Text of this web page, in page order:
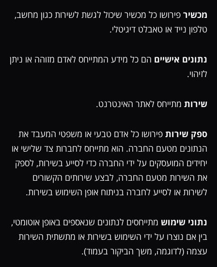
מכשיר פירושו כל מכשיר שיכול לגשת לשירות כגון מחשב,
טלפון נייד או טאבלט דיגיטלי.
נתונים אישיים הם כל מידע המתייחס לאדם מזוהה או ניתן
לזיהוי.
שירות מתייחס לאתר האינטרנט.
ספק שירות פירושו כל אדם טבעי או משפטי המעבד את
הנתונים מטעם החברה. הוא מתייחס לחברות צד שלישי או
יחידים המועסקים על ידי החברה כדי לסייע בשירות, לספק
את השירות מטעם החברה, לבצע שירותים הקשורים
לשירות או לסייע לחברה בניתוח אופן השימוש בשירות.
נתוני שימוש מתייחסים לנתונים שנאספים באופן אוטומטי,
בין אם נוצרו על ידי השימוש בשירות או מתשתית השירות
עצמה (לדוגמה, משך הביקור בעמוד).